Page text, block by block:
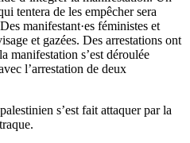
tentera de les empêcher sera
manifestant·es féministes et
et gazées. Des arrestations ont
manifestation s’est déroulée
l’arrestation de deux
s’est fait attaquer par la